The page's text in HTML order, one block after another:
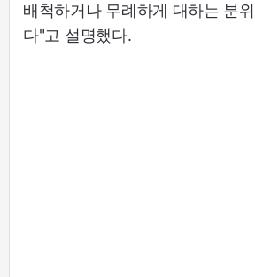
배척하거나 무례하게 대하는 분
다"고 설명했다.